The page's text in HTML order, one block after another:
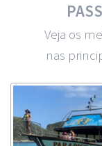
Veja os
nas